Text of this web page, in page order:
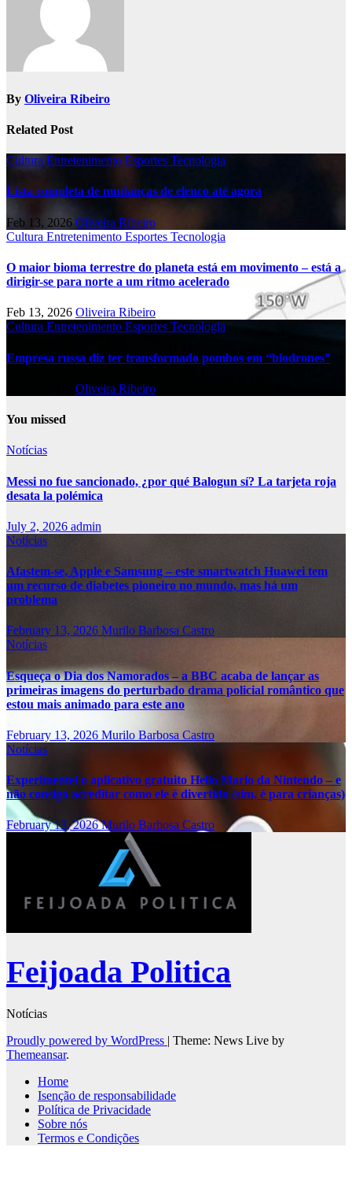
By Oliveira Ribeiro
Related Post
Cultura Entretenimento Esportes Tecnologia
Lista completa de mudanças de elenco até agora
Feb 13, 2026 Oliveira Ribeiro
Cultura Entretenimento Esportes Tecnologia
O maior bioma terrestre do planeta está em movimento – está a
dirigir-se para norte a um ritmo acelerado
Feb 13, 2026 Oliveira Ribeiro
Cultura Entretenimento Esportes Tecnologia
Empresa russa diz ter transformado pombos em “biodrones”
Oliveira Ribeiro
You missed
Notícias
Messi no fue sancionado, ¿por qué Balogun sí? La tarjeta roja
desata la polémica
July 2, 2026 admin
Notícias
Afastem-se, Apple e Samsung – este smartwatch Huawei tem
um recurso de diabetes pioneiro no mundo, mas há um
problema
February 13, 2026 Murilo Barbosa Castro
Notícias
Esqueça o Dia dos Namorados – a BBC acaba de lançar as
primeiras imagens do perturbado drama policial romântico que
estou mais animado para este ano
February 13, 2026 Murilo Barbosa Castro
Notícias
Experimentei o aplicativo gratuito Hello Mario da Nintendo – e
não consigo acreditar como ele é divertido (sim, é para crianças)
February 13, 2026Murilo Barbosa Castro
Feijoada Politica
Notícias
Proudly powered by WordPress | Theme: News Live by
Themeansar.
Home
Isenção de responsabilidade
Política de Privacidade
Sobre nós
Termos e Condições